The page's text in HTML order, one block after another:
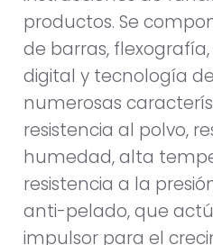
productos. Se
de barras,
digital y tecnología
numerosas
resistencia al polvo,
humedad, alta
resistencia a la
anti-pelado, que
impulsor para el